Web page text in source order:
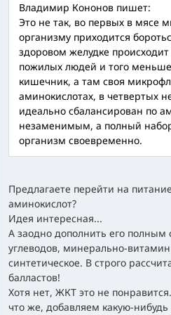
Владимир Кононов пишет:
Это не так, во первых в мясе
организму приходится
здоровом желудке
пожилых людей и того
кишечник, а там своя
аминокислотах, в четвертых
идеально сбалансирован по
незаменимым, а полный
организм своевременно.
Предлагаете перейти на
аминокислот?
Идея интересная...
А заодно дополнить его
углеводов, минерально-
синтетическое. В строго
балластов!
Хотя нет, ЖКТ это не
что же, добавляем какую-